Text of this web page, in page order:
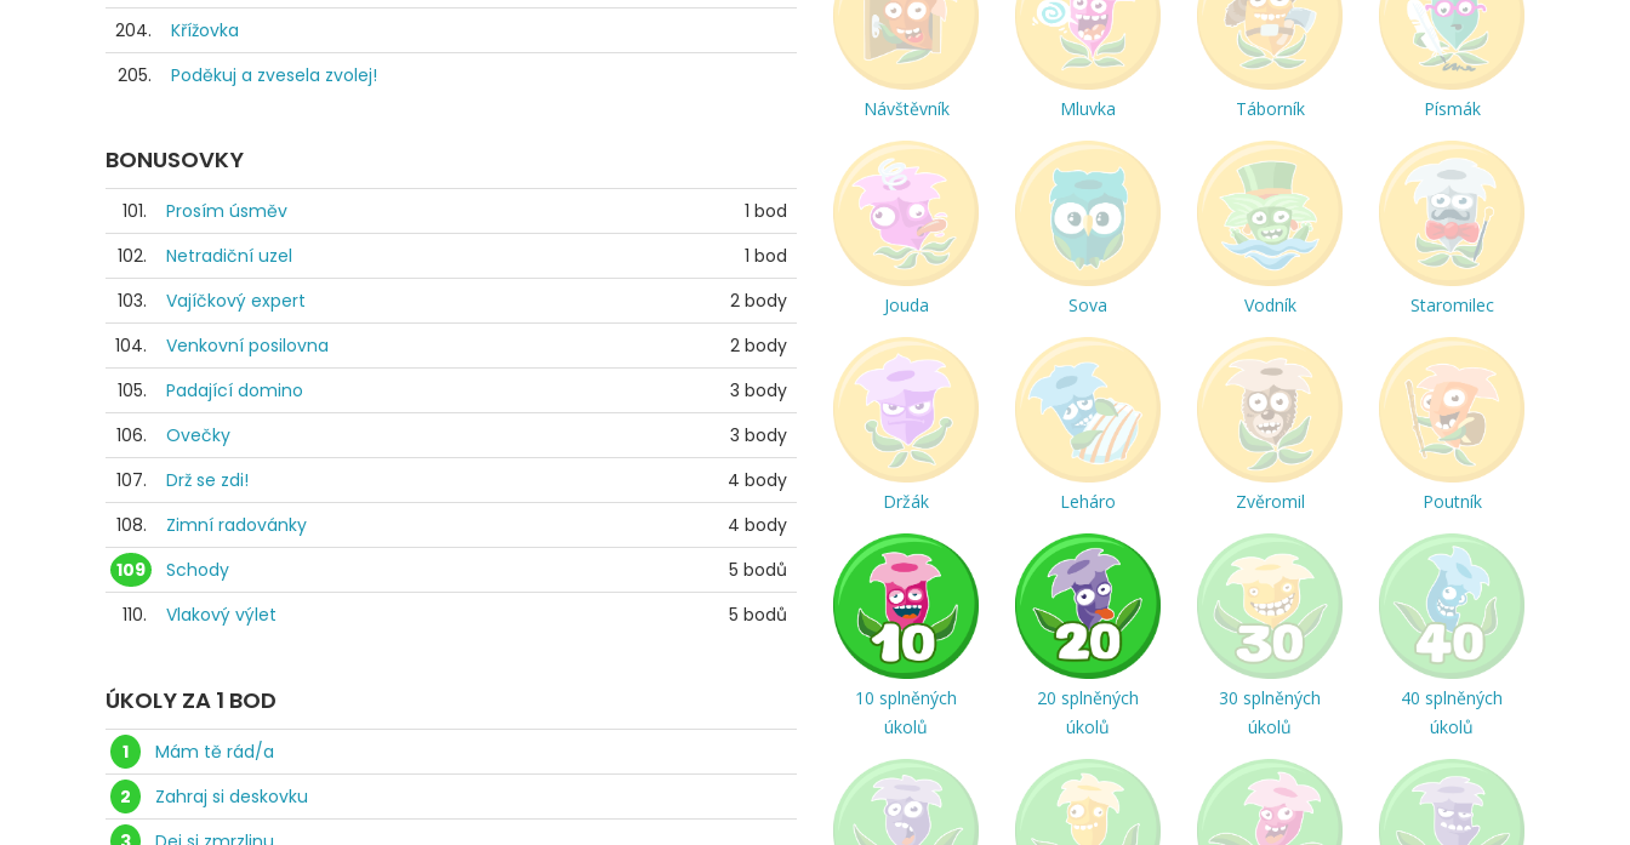
204.
Křížovka
205.
Poděkuj a zvesela zvolej!
BONUSOVKY
101. Prosím úsměv
1 bod
102.
Netradiční uzel
1 bod
103.
Vajíčkový expert
2 body
104.
Venkovní posilovna
2 body
105.
Padající domino
3 body
106.
Ovečky
3 body
107.
Drž se zdi!
4 body
108.
Zimní radovánky
4 body
109
Schody
5 bodů
110.
Vlakový výlet 5 bodů
ÚKOLY ZA 1 BOD
1
Mám tě rád/a
2
Zahraj si deskovku
Návštěvník Mluvka Táborník Písmák
Jouda Sova Vodník Staromilec
Držák Leháro Zvěromil Poutník
10 splněných
úkolů
20 splněných
úkolů
30 splněných
úkolů
40 splněných
úkolů